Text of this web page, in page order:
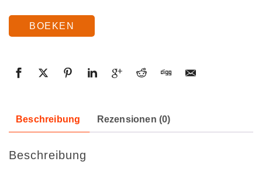
BOEKEN
Beschreibung Rezensionen (0)
Beschreibung